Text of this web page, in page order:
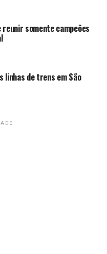
para
junino de Brasília
solidária
reunir somente campeões
linhas de trens em São